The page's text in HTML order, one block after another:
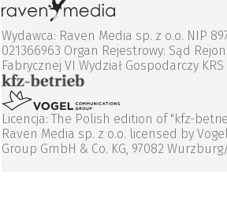
Wydawca: Raven Media sp. z o.o. NIP
021366963 Organ Rejestrowy: Sąd
Fabrycznej VI Wydział Gospodarczy
Licencja: The Polish edition of "kfz-
Raven Media sp. z o.o. licensed by
Group GmbH & Co. KG, 97082